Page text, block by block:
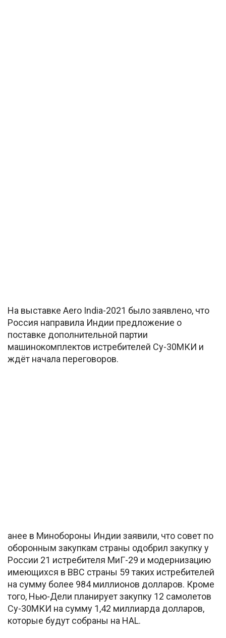
На выставке Aero India-2021 было заявлено, что
Россия направила Индии предложение о
поставке дополнительной партии
машинокомплектов истребителей Су-30МКИ и
ждёт начала переговоров.
анее в Минобороны Индии заявили, что совет по
оборонным закупкам страны одобрил закупку у
России 21 истребителя МиГ-29 и модернизацию
имеющихся в ВВС страны 59 таких истребителей
на сумму более 984 миллионов долларов. Кроме
того, Нью-Дели планирует закупку 12 самолетов
Су-30МКИ на сумму 1,42 миллиарда долларов,
которые будут собраны на HAL.